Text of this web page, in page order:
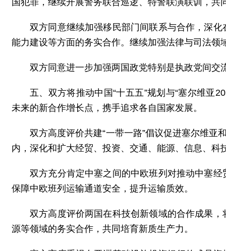
国犯罪，继续开展警务联合巡逻、特警联演联训，共
双方同意继续加强移民部门间联系与合作，深
能力建设等方面的务实合作。继续加强法律与司法领
双方同意进一步加强两国政党特别是执政党间交
五、双方将推动中国“十五五”规划与“塞尔维亚
未来的新合作增长点，携手追求各自国家发展。
双方高度评价共建“一带一路”倡议促进塞尔维亚
内，深化和扩大经贸、投资、交通、能源、信息、
双方充分肯定中塞之间的中欧班列对推动中塞
保障中欧班列运输通道安全，提升运输质效。
双方高度评价两国在科技创新领域的合作成果
源等领域的务实合作，共同培育新质生产力。